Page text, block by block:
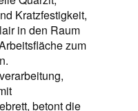
Kratzfestigkeit,
in den Raum
zum
betont die